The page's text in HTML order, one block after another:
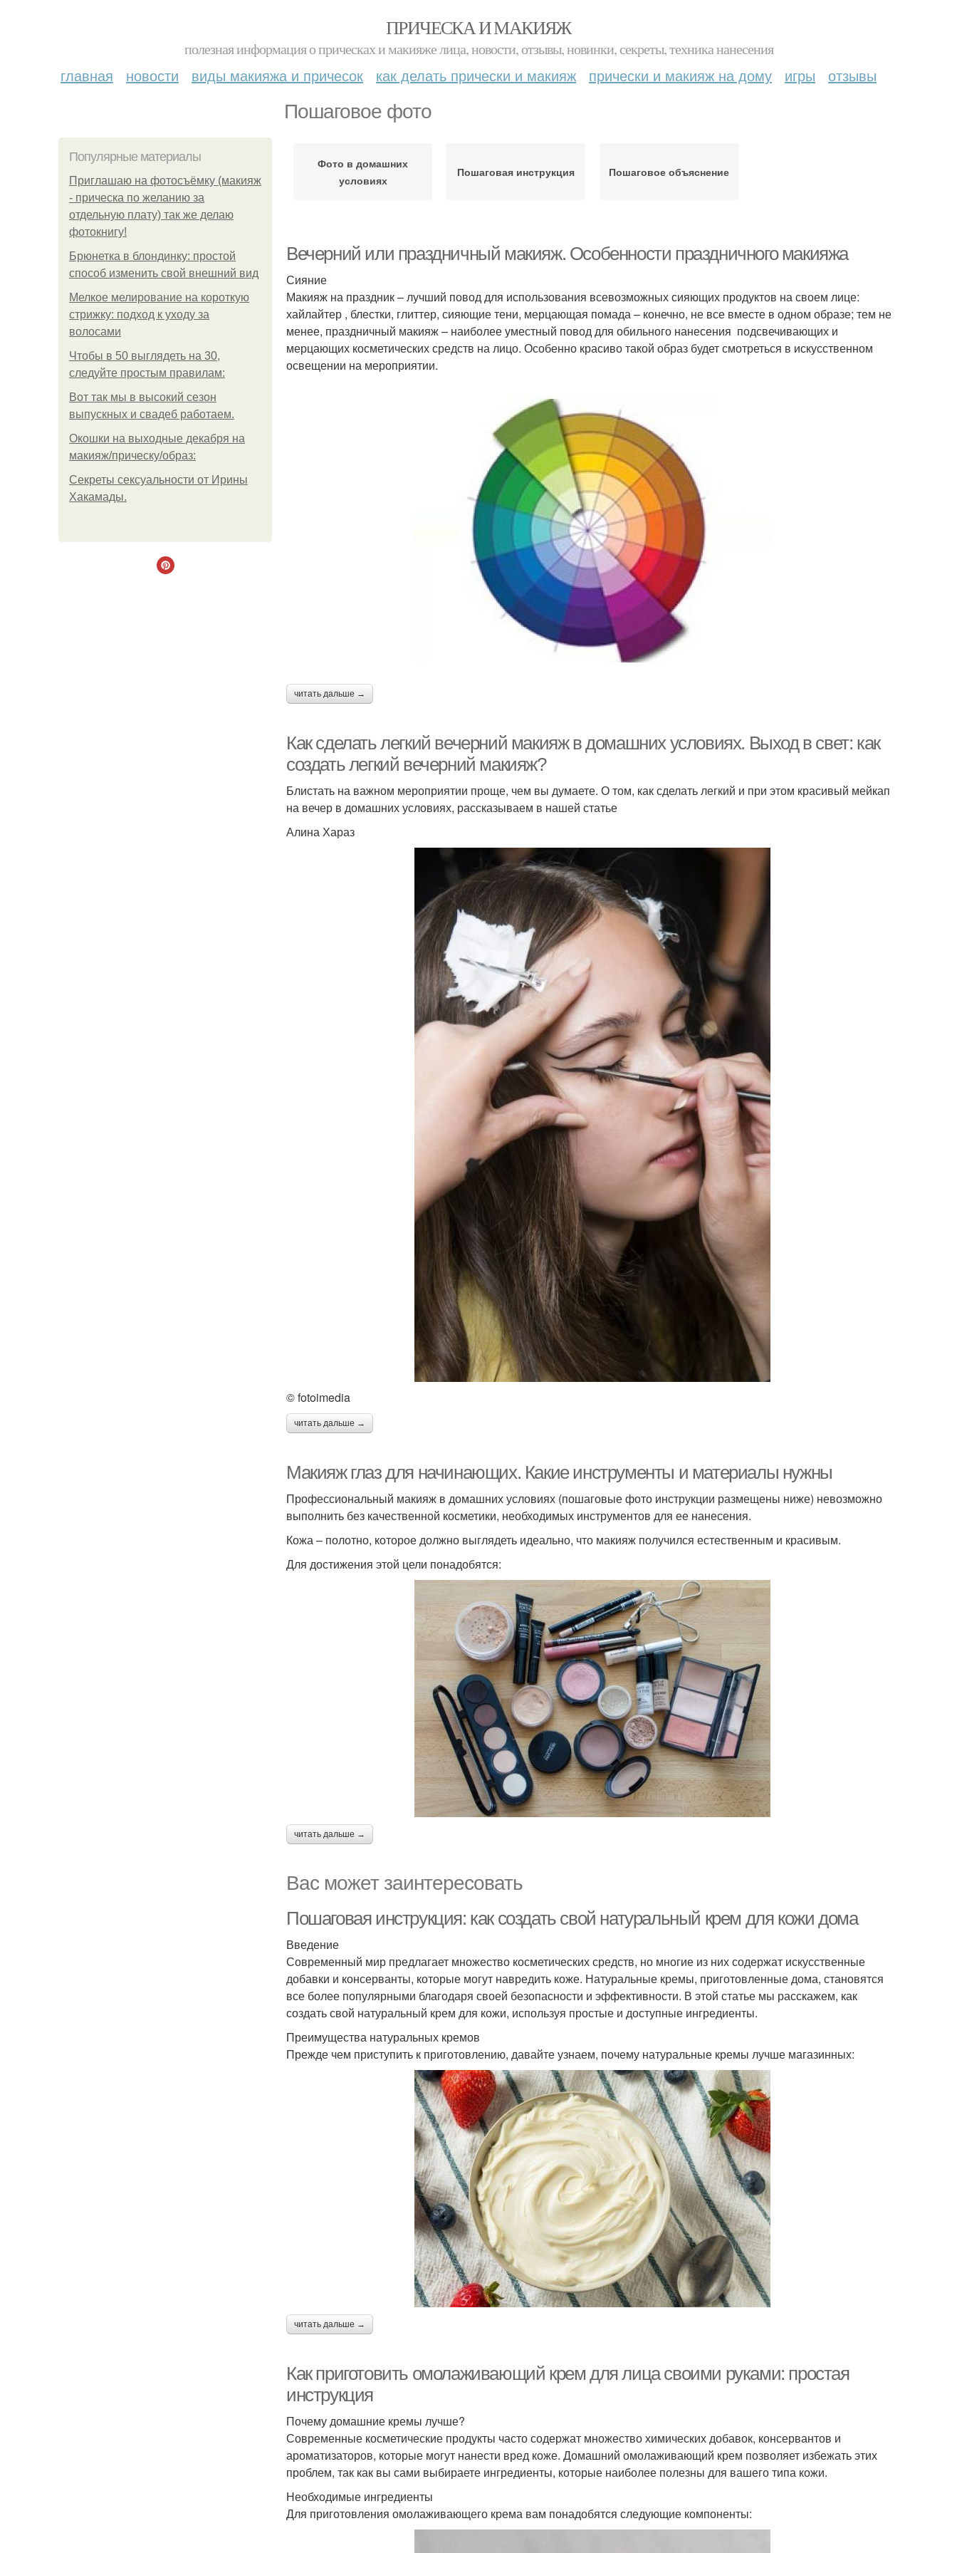
ПРИЧЕСКА И МАКИЯЖ
полезная информация о прическах и макияже лица, новости, отзывы, новинки, секреты, техника нанесения
главная новости виды макияжа и причесок как делать прически и макияж прически и макияж на дому игры отзывы
Пошаговое фото
Популярные материалы
Приглашаю на фотосъёмку (макияж
- прическа по желанию за
отдельную плату) так же делаю
фотокнигу!
Брюнетка в блондинку: простой
способ изменить свой внешний вид
Мелкое мелирование на короткую
стрижку: подход к уходу за
волосами
Чтобы в 50 выглядеть на 30,
следуйте простым правилам:
Вот так мы в высокий сезон
выпускных и свадеб работаем.
Окошки на выходные декабря на
макияж/прическу/образ:
Секреты сексуальности от Ирины
Хакамады.
Фото в домашних
условиях
Пошаговая инструкция Пошаговое объяснение
Вечерний или праздничный макияж. Особенности праздничного макияжа
Сияние
Макияж на праздник – лучший повод для использования всевозможных сияющих продуктов на своем лице:
хайлайтер , блестки, глиттер, сияющие тени, мерцающая помада – конечно, не все вместе в одном образе; тем не
менее, праздничный макияж – наиболее уместный повод для обильного нанесения подсвечивающих и
мерцающих косметических средств на лицо. Особенно красиво такой образ будет смотреться в искусственном
освещении на мероприятии.
читать дальше →
Как сделать легкий вечерний макияж в домашних условиях. Выход в свет: как
создать легкий вечерний макияж?
Блистать на важном мероприятии проще, чем вы думаете. О том, как сделать легкий и при этом красивый мейкап
на вечер в домашних условиях, рассказываем в нашей статье
Алина Хараз
© fotoimedia
читать дальше →
Макияж глаз для начинающих. Какие инструменты и материалы нужны
Профессиональный макияж в домашних условиях (пошаговые фото инструкции размещены ниже) невозможно
выполнить без качественной косметики, необходимых инструментов для ее нанесения.
Кожа – полотно, которое должно выглядеть идеально, что макияж получился естественным и красивым.
Для достижения этой цели понадобятся:
читать дальше →
Вас может заинтересовать
Пошаговая инструкция: как создать свой натуральный крем для кожи дома
Введение
Современный мир предлагает множество косметических средств, но многие из них содержат искусственные
добавки и консерванты, которые могут навредить коже. Натуральные кремы, приготовленные дома, становятся
все более популярными благодаря своей безопасности и эффективности. В этой статье мы расскажем, как
создать свой натуральный крем для кожи, используя простые и доступные ингредиенты.
Преимущества натуральных кремов
Прежде чем приступить к приготовлению, давайте узнаем, почему натуральные кремы лучше магазинных:
читать дальше →
Как приготовить омолаживающий крем для лица своими руками: простая
инструкция
Почему домашние кремы лучше?
Современные косметические продукты часто содержат множество химических добавок, консервантов и
ароматизаторов, которые могут нанести вред коже. Домашний омолаживающий крем позволяет избежать этих
проблем, так как вы сами выбираете ингредиенты, которые наиболее полезны для вашего типа кожи.
Необходимые ингредиенты
Для приготовления омолаживающего крема вам понадобятся следующие компоненты: